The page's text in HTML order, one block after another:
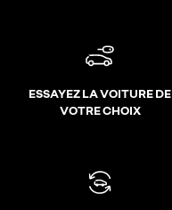
ESSAYEZ LA VOITURE DE
VOTRE CHOIX